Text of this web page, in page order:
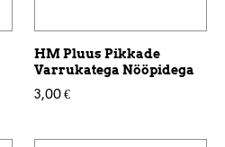
HM Pluus Pikkade
Varrukatega Nööpidega
3,00 €